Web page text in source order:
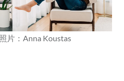
片：Anna Koustas